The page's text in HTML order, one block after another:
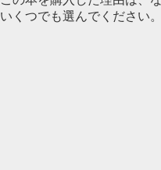
いくつでも選んでください。